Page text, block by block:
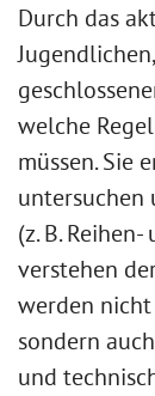
Durch das
welche
müssen. Sie
untersuchen
(z. B.
verstehen
werden
sondern
und